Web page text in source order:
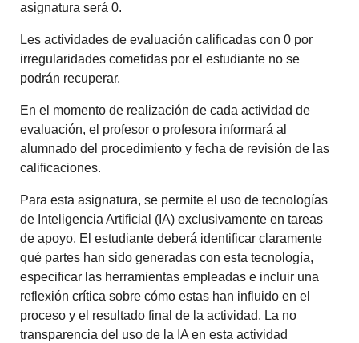
asignatura será 0.
Les actividades de evaluación calificadas con 0 por
irregularidades cometidas por el estudiante no se
podrán recuperar.
En el momento de realización de cada actividad de
evaluación, el profesor o profesora informará al
alumnado del procedimiento y fecha de revisión de las
calificaciones.
Para esta asignatura, se permite el uso de tecnologías
de Inteligencia Artificial (IA) exclusivamente en tareas
de apoyo. El estudiante deberá identificar claramente
qué partes han sido generadas con esta tecnología,
especificar las herramientas empleadas e incluir una
reflexión crítica sobre cómo estas han influido en el
proceso y el resultado final de la actividad. La no
transparencia del uso de la IA en esta actividad